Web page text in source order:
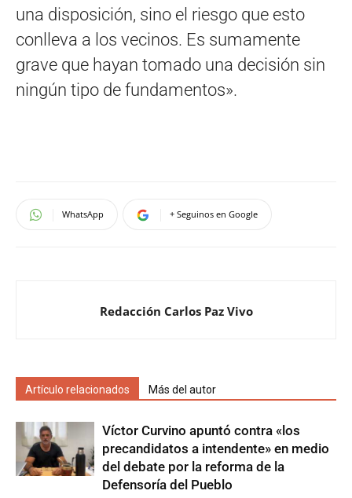
una disposición, sino el riesgo que esto
conlleva a los vecinos. Es sumamente
grave que hayan tomado una decisión sin
ningún tipo de fundamentos».
WhatsApp + Seguinos en Google
Redacción Carlos Paz Vivo
Artículo relacionados Más del autor
Víctor Curvino apuntó contra «los
precandidatos a intendente» en medio
del debate por la reforma de la
Defensoría del Pueblo